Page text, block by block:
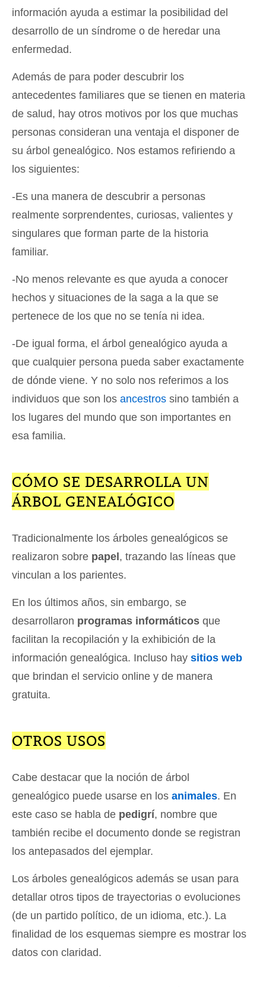
información ayuda a estimar la posibilidad del
desarrollo de un síndrome o de heredar una
enfermedad.
Además de para poder descubrir los
antecedentes familiares que se tienen en materia
de salud, hay otros motivos por los que muchas
personas consideran una ventaja el disponer de
su árbol genealógico. Nos estamos refiriendo a
los siguientes:
-Es una manera de descubrir a personas
realmente sorprendentes, curiosas, valientes y
singulares que forman parte de la historia
familiar.
-No menos relevante es que ayuda a conocer
hechos y situaciones de la saga a la que se
pertenece de los que no se tenía ni idea.
-De igual forma, el árbol genealógico ayuda a
que cualquier persona pueda saber exactamente
de dónde viene. Y no solo nos referimos a los
individuos que son los ancestros sino también a
los lugares del mundo que son importantes en
esa familia.
CÓMO SE DESARROLLA UN
ÁRBOL GENEALÓGICO
Tradicionalmente los árboles genealógicos se
realizaron sobre papel, trazando las líneas que
vinculan a los parientes.
En los últimos años, sin embargo, se
desarrollaron programas informáticos que
facilitan la recopilación y la exhibición de la
información genealógica. Incluso hay sitios web
que brindan el servicio online y de manera
gratuita.
OTROS USOS
Cabe destacar que la noción de árbol
genealógico puede usarse en los animales. En
este caso se habla de pedigrí, nombre que
también recibe el documento donde se registran
los antepasados del ejemplar.
Los árboles genealógicos además se usan para
detallar otros tipos de trayectorias o evoluciones
(de un partido político, de un idioma, etc.). La
finalidad de los esquemas siempre es mostrar los
datos con claridad.